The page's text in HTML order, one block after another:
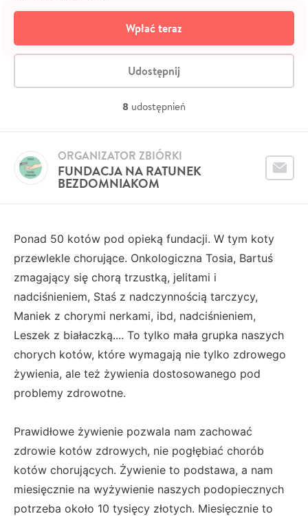
Wpłać teraz
Udostępnij
8 udostępnień
FUNDACJA NA RATUNEK
BEZDOMNIAKOM
ORGANIZATOR ZBIÓRKI
Ponad 50 kotów pod opieką fundacji. W tym koty
przewlekle chorujące. Onkologiczna Tosia, Bartuś
zmagający się chorą trzustką, jelitami i
nadciśnieniem, Staś z nadczynnością tarczycy,
Maniek z chorymi nerkami, ibd, nadciśnieniem,
Leszek z białaczką.... To tylko mała grupka naszych
chorych kotów, które wymagają nie tylko zdrowego
żywienia, ale też żywienia dostosowanego pod
problemy zdrowotne.
Prawidłowe żywienie pozwala nam zachować
zdrowie kotów zdrowych, nie pogłębiać chorób
kotów chorujących. Żywienie to podstawa, a nam
miesięcznie na wyżywienie naszych podopiecznych
potrzeba około 10 tysięcy złotych. Miesięcznie to